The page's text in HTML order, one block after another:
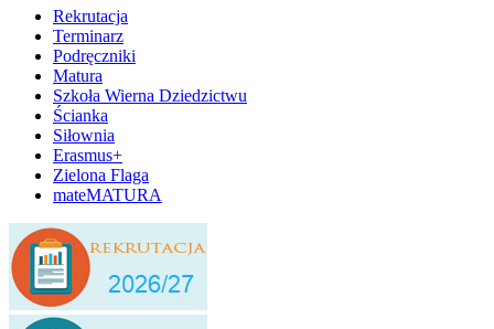
Rekrutacja
Terminarz
Podręczniki
Matura
Szkoła Wierna Dziedzictwu
Ścianka
Siłownia
Erasmus+
Zielona Flaga
mateMATURA